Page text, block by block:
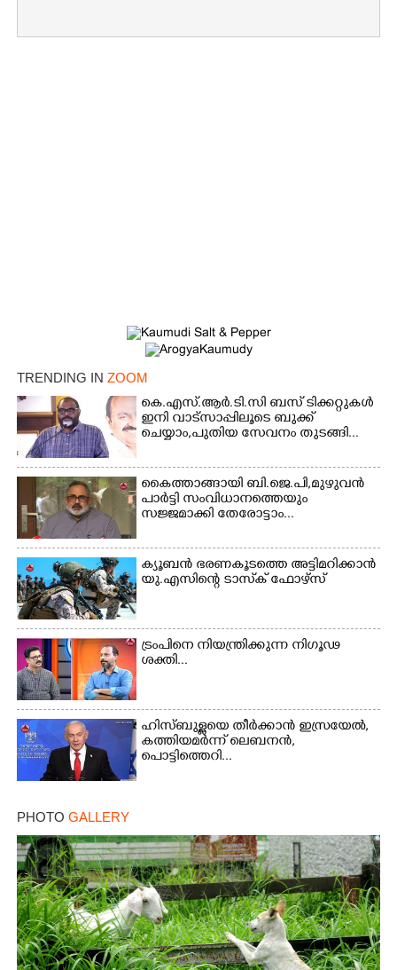
TRENDING IN ZOOM
കെ.എസ്.ആർ.ടി.സി ബസ് ടിക്കറ്റുകൾ
ഇനി വാട്സാപ്പിലൂടെ ബുക്ക്
ചെയ്യാം,പുതിയ സേവനം തുടങ്ങി...
കൈത്താങ്ങായി ബി.ജെ.പി,മുഴുവൻ
പാർട്ടി സംവിധാനത്തെയും
സജ്ജമാക്കി തേരോട്ടാം...
ക്യൂബൻ ഭരണകൂടത്തെ അട്ടിമറിക്കാൻ
യു.എസിന്റെ ടാസ്‌ക് ഫോഴ്സ്
ട്രംപിനെ നിയന്ത്രിക്കുന്ന നിഗൂഢ
ശക്തി...
ഹിസ്ബുള്ളയെ തീർക്കാൻ ഇസ്രയേൽ,
കത്തിയമർന്ന് ലെബനൻ,
പൊട്ടിത്തെറി...
PHOTO GALLERY
Share this link